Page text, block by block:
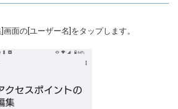
面の[ユーザー名]をタップします。